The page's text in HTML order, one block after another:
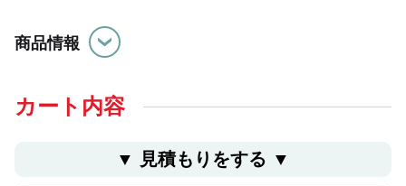
包装加工のみはこちら
商品情報
カート内容
▼ ⾒積もりをする ▼